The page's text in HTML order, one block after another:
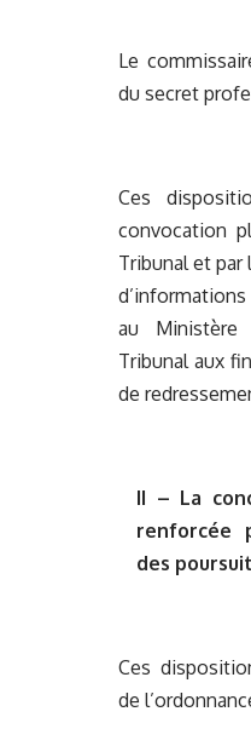
Le
du secret
Ces
convocation
Tribunal et par
au
Tribunal aux
de
II – La
renforcée
des
Ces
de